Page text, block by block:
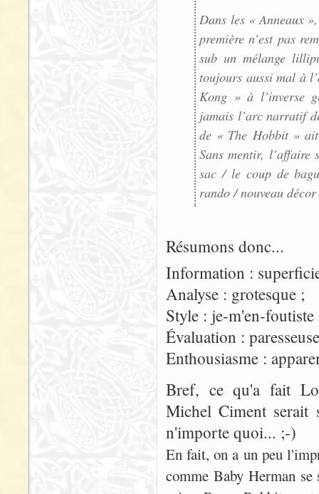
Dans les « Anneaux
première n’est pas
sub un mélange
toujours aussi mal à
Kong » à l’inverse
jamais l’arc narratif
de « The Hobbit »
Sans mentir,
sac / le coup de
rando / nouveau
Résumons donc...
Information :
Analyse : grotesque ;
Style : je-m'en-foutiste
Évaluation :
Enthousiasme :
Bref, ce qu'a fait
Michel Ciment serait
n'importe quoi... ;-)
En fait, on a un peu
comme Baby Herman